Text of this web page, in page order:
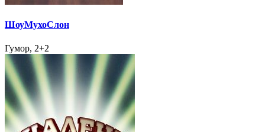
ШоуМухоСлон
Гумор, 2+2